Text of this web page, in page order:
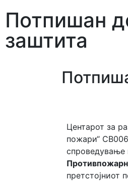
Потпишан
заштита
Центарот за
пожари“
спроведување
претстојниот